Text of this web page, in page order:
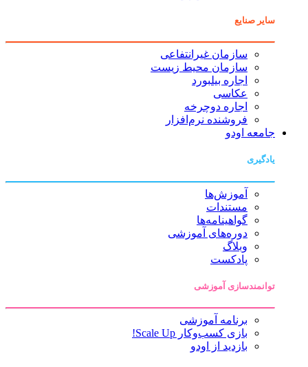
سایر صنایع
سازمان غیرانتفاعی
سازمان محیط زیست
اجاره بیلبورد
عکاسی
اجاره دوچرخه
فروشنده نرم‌افزار
جامعه اودو
یادگیری
آموزش‌ها
مستندات
گواهینامه‌ها
دوره‌های آموزشی
وبلاگ
پادکست
توانمندسازی آموزشی
برنامه آموزشی
بازی کسب‌وکار Scale Up!
بازدید از اودو